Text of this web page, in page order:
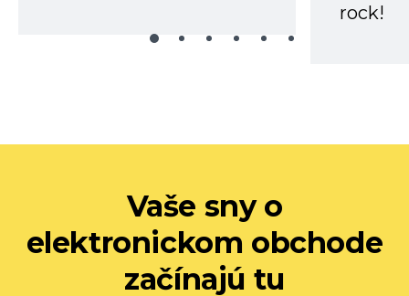
rock!
Vaše sny o
elektronickom obchode
začínajú tu